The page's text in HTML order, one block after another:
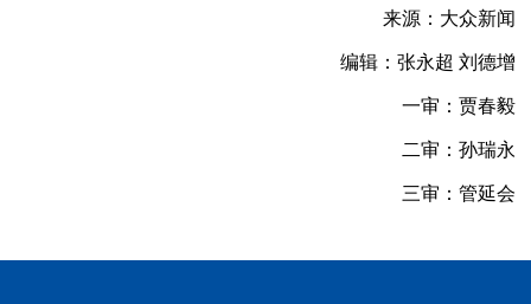
来源：大众新闻
编辑：张永超 刘德增
一审：贾春毅
二审：孙瑞永
三审：管延会